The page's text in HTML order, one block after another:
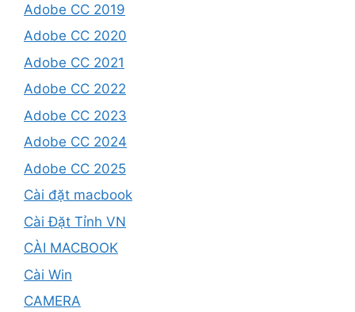
Adobe CC 2019
Adobe CC 2020
Adobe CC 2021
Adobe CC 2022
Adobe CC 2023
Adobe CC 2024
Adobe CC 2025
Cài đặt macbook
Cài Đặt Tỉnh VN
CÀI MACBOOK
Cài Win
CAMERA